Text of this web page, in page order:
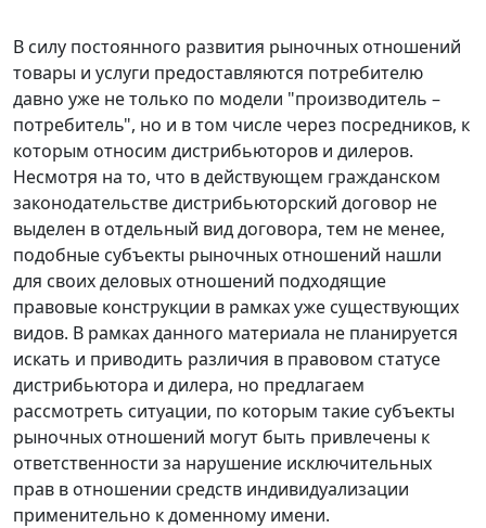
В силу постоянного развития рыночных отношений
товары и услуги предоставляются потребителю
давно уже не только по модели "производитель –
потребитель", но и в том числе через посредников, к
которым относим дистрибьюторов и дилеров.
Несмотря на то, что в действующем гражданском
законодательстве дистрибьюторский договор не
выделен в отдельный вид договора, тем не менее,
подобные субъекты рыночных отношений нашли
для своих деловых отношений подходящие
правовые конструкции в рамках уже существующих
видов. В рамках данного материала не планируется
искать и приводить различия в правовом статусе
дистрибьютора и дилера, но предлагаем
рассмотреть ситуации, по которым такие субъекты
рыночных отношений могут быть привлечены к
ответственности за нарушение исключительных
прав в отношении средств индивидуализации
применительно к доменному имени.